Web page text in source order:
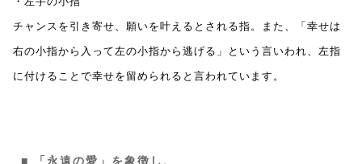
チャンスを引き寄せ、願いを叶えるとされる指。また、「幸せは
右の小指から入って左の小指から逃げる」という言いわれ、左指
に付けることで幸せを留められると言われています。
「永遠の愛」を象徴し、